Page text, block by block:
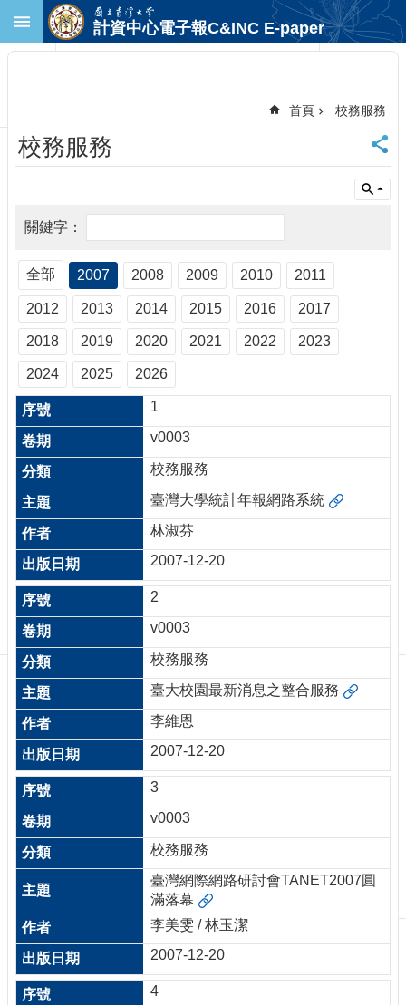
跳到主要內容區塊
首
頁
首
計
中
首
頁
聯
絡
資
訊
訂
閱/
取
消
網
站
導
覽
最
新
消
息
關
於
我
們
出
版
刊
物
校
服
務
專
題
計資中心電子報C&INC E-paper
首頁 校務服務
校務服務
全部 2007 2008 2009 2010 2011
2012 2013 2014 2015 2016 2017
2018 2019 2020 2021 2022 2023
2024 2025 2026
1
v0003
校務服務
臺灣大學統計年報網路系統
林淑芬
2007-12-20
2
v0003
校務服務
臺大校園最新消息之整合服務
李維恩
2007-12-20
3
v0003
校務服務
臺灣網際網路研討會TANET2007圓
滿落幕
李美雯 / 林玉潔
2007-12-20
4